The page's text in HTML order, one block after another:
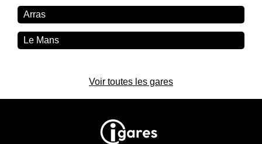
Arras
Le Mans
Voir toutes les gares